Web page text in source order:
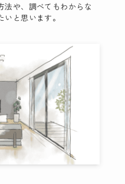
法や、調べてもわからな
と思います。